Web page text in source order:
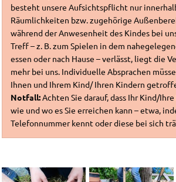
besteht unsere Aufsichtspflicht nur
Räumlichkeiten bzw. zugehörige
während der Anwesenheit des Kindes bei
Treff – z. B. zum Spielen in dem
essen oder nach Hause – verlässt, liegt die
mehr bei uns. Individuelle Absprachen
Ihnen und Ihrem Kind/ Ihren Kindern
Notfall:Achten Sie darauf, dass Ihr Kind/
wie und wo es Sie erreichen kann – etwa,
Telefonnummer kennt oder diese bei sich